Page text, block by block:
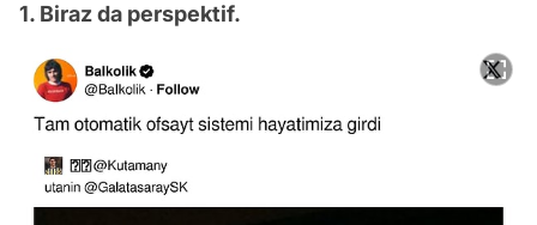
1. Biraz da perspektif.